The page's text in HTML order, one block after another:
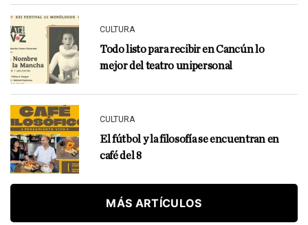
CULTURA
Todo listo para recibir en Cancún lo
mejor del teatro unipersonal
CULTURA
El fútbol y la filosofía se encuentran en
café del 8
MÁS ARTÍCULOS